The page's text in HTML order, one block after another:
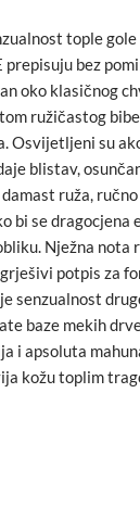
tople
prepisuju bez
oko klasičnog
ružičastog
Osvijetljeni su
blistav,
ruža,
bi se dragocjena
Nježna nota
potpis za
senzualnost
baze mekih
i apsoluta
kožu toplim